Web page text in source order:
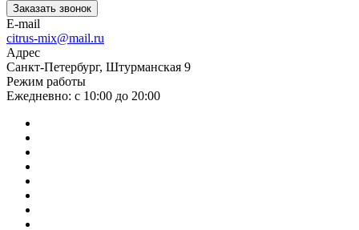
Заказать звонок
E-mail
citrus-mix@mail.ru
Адрес
Санкт-Петербург, Штурманская 9
Режим работы
Ежедневно: с 10:00 до 20:00